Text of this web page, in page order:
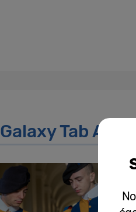
Galaxy Tab Active